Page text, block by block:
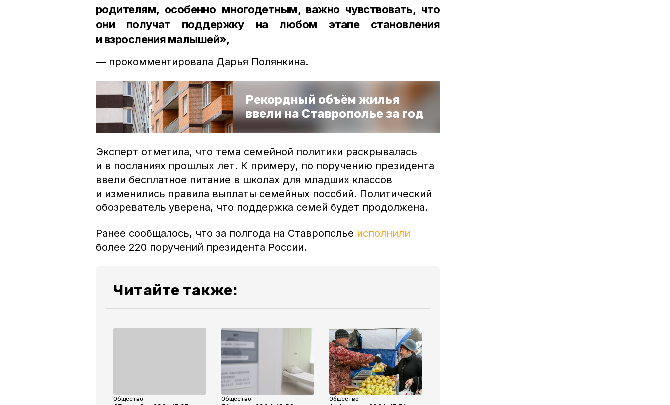
родителям, особенно многодетным, важно чувствовать, что
они получат поддержку на любом этапе становления
и взросления малышей»,
— прокомментировала Дарья Полянкина.
Рекордный объём жилья
ввели на Ставрополье за год
Эксперт отметила, что тема семейной политики раскрывалась
и в посланиях прошлых лет. К примеру, по поручению президента
ввели бесплатное питание в школах для младших классов
и изменились правила выплаты семейных пособий. Политический
обозреватель уверена, что поддержка семей будет продолжена.
Ранее сообщалось, что за полгода на Ставрополье исполнили
более 220 поручений президента России.
Читайте также:
Общество Общество Общество